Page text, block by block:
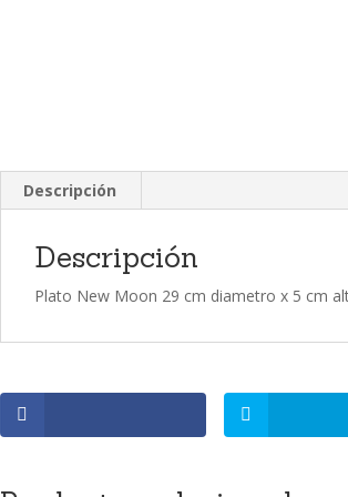
Descripción
Descripción
Plato New Moon 29 cm diametro x 5 cm